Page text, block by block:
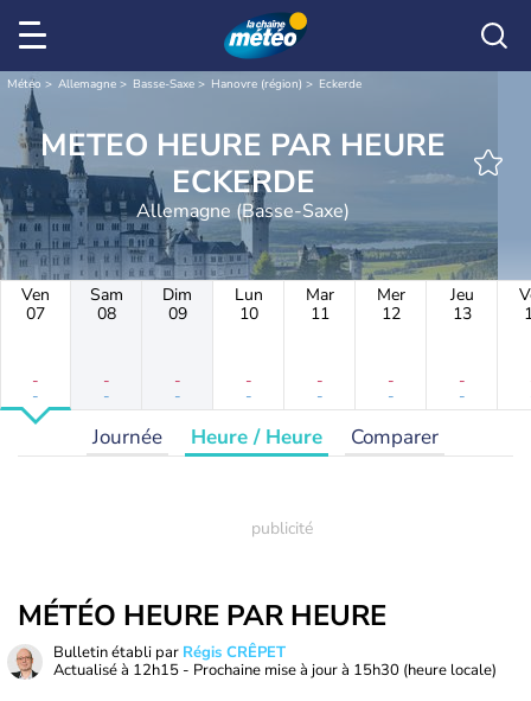
Météo Allemagne Basse-Saxe Hanovre (région) Eckerde
METEO HEURE PAR HEURE
ECKERDE
Allemagne (Basse-Saxe)
Ven
07
-
-
Sam
08
-
-
Dim
09
-
-
Lun
10
-
-
Mar
11
-
-
Mer
12
-
-
Jeu
13
-
-
Journée Heure / Heure Comparer
MÉTÉO HEURE PAR HEURE
Bulletin établi par Régis CRÊPET
Actualisé à 12h15 - Prochaine mise à jour à 15h30 (heure locale)